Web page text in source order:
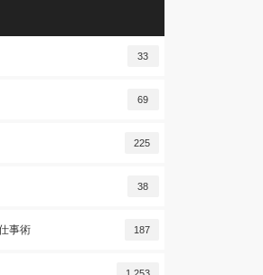
33
69
225
38
事術 187
1,253